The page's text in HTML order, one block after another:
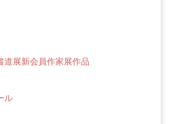
展新会員作家展作品
ル